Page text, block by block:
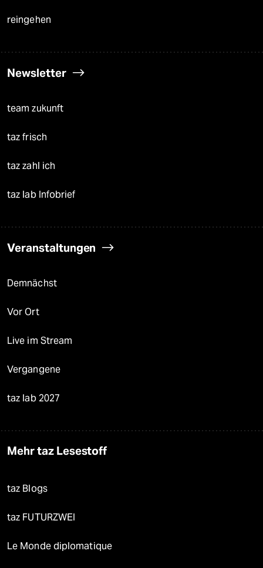
reingehen
Newsletter
team zukunft
taz frisch
taz zahl ich
taz lab Infobrief
Veranstaltungen
Demnächst
Vor Ort
Live im Stream
Vergangene
taz lab 2027
Mehr taz Lesestoff
taz Blogs
taz FUTURZWEI
Le Monde diplomatique